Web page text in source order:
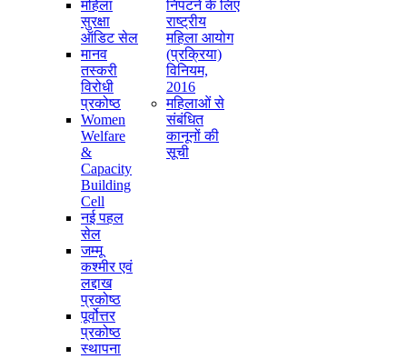
महिला
सुरक्षा
ऑडिट सेल
मानव
तस्करी
विरोधी
प्रकोष्ठ
Women
Welfare
&
Capacity
Building
Cell
नई पहल
सेल
जम्मू
कश्मीर एवं
लद्दाख
प्रकोष्ठ
पूर्वोत्तर
प्रकोष्ठ
स्थापना
निपटने के लिए
राष्ट्रीय
महिला आयोग
(प्रक्रिया)
विनियम,
2016
महिलाओं से
संबंधित
कानूनों की
सूची